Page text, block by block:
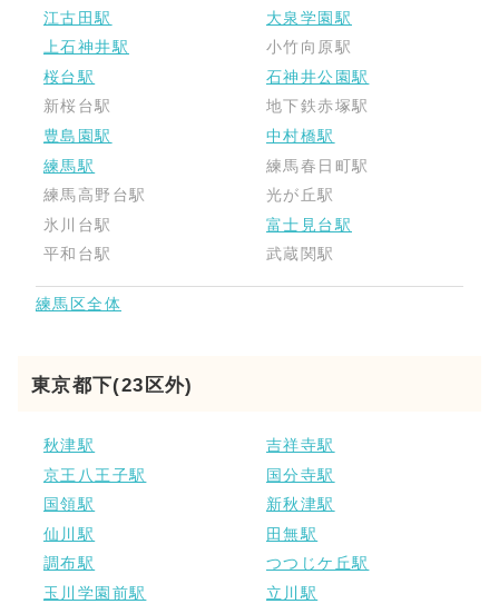
江古田駅
大泉学園駅
上石神井駅
小竹向原駅
桜台駅
石神井公園駅
新桜台駅
地下鉄赤塚駅
豊島園駅
中村橋駅
練馬駅
練馬春日町駅
練馬高野台駅
光が丘駅
氷川台駅
富士見台駅
平和台駅
武蔵関駅
練馬区全体
東京都下(23区外)
秋津駅
吉祥寺駅
京王八王子駅
国分寺駅
国領駅
新秋津駅
仙川駅
田無駅
調布駅
つつじケ丘駅
玉川学園前駅
立川駅